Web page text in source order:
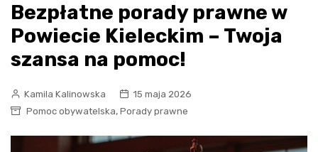
Bezpłatne porady prawne w
Powiecie Kieleckim – Twoja
szansa na pomoc!
Kamila Kalinowska
15 maja 2026
Pomoc obywatelska, Porady prawne